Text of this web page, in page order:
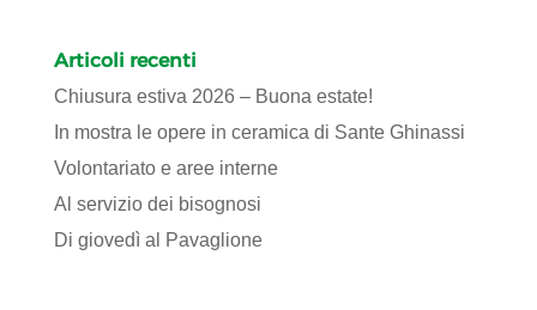
Articoli recenti
Chiusura estiva 2026 – Buona estate!
In mostra le opere in ceramica di Sante Ghinassi
Volontariato e aree interne
Al servizio dei bisognosi
Di giovedì al Pavaglione